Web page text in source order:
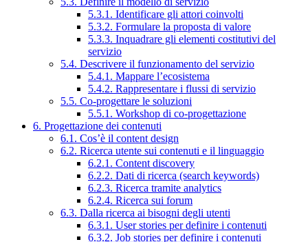
5.3.1. Identificare gli attori coinvolti
5.3.2. Formulare la proposta di valore
5.3.3. Inquadrare gli elementi costitutivi del
servizio
5.4. Descrivere il funzionamento del servizio
5.4.1. Mappare l’ecosistema
5.4.2. Rappresentare i flussi di servizio
5.5. Co-progettare le soluzioni
5.5.1. Workshop di co-progettazione
6. Progettazione dei contenuti
6.1. Cos’è il content design
6.2. Ricerca utente sui contenuti e il linguaggio
6.2.1. Content discovery
6.2.2. Dati di ricerca (search keywords)
6.2.3. Ricerca tramite analytics
6.2.4. Ricerca sui forum
6.3. Dalla ricerca ai bisogni degli utenti
6.3.1. User stories per definire i contenuti
6.3.2. Job stories per definire i contenuti